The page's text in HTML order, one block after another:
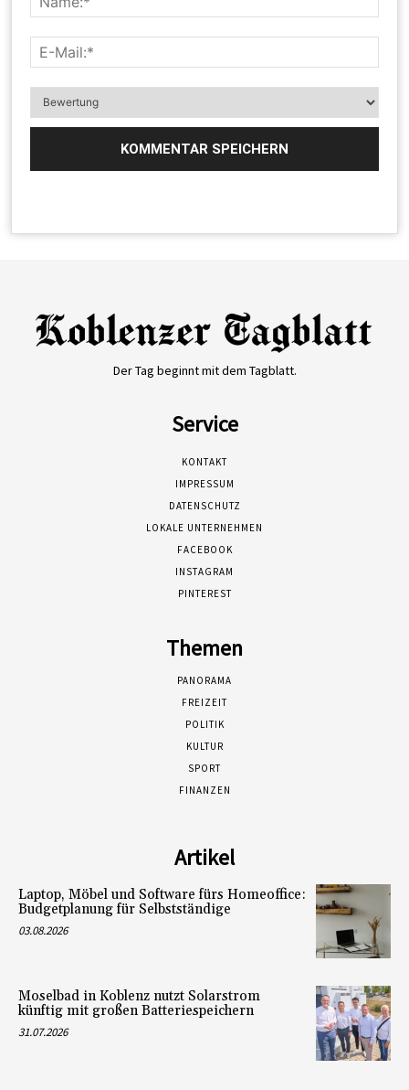
Der Tag beginnt mit dem Tagblatt.
Service
KONTAKT
IMPRESSUM
DATENSCHUTZ
LOKALE UNTERNEHMEN
FACEBOOK
INSTAGRAM
PINTEREST
Themen
PANORAMA
FREIZEIT
POLITIK
KULTUR
SPORT
FINANZEN
Artikel
Laptop, Möbel und Software fürs Homeoffice:
Budgetplanung für Selbstständige
03.08.2026
Moselbad in Koblenz nutzt Solarstrom
künftig mit großen Batteriespeichern
31.07.2026